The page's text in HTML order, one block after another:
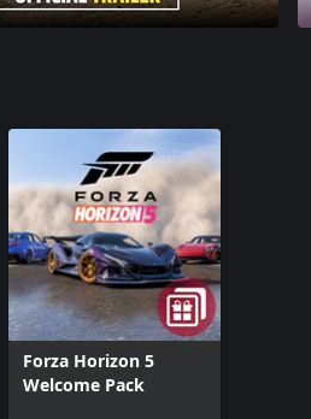
Forza Horizon 5
Welcome Pack